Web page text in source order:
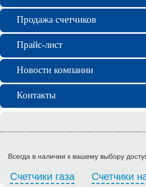
Продажа счетчиков
Прайс-лист
Новости компании
Контакты
Всегда в наличии к вашему выбору
Счетчики газа Счетчики